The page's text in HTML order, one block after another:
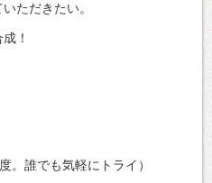
ただきたい。
！
。誰でも気軽にトライ）